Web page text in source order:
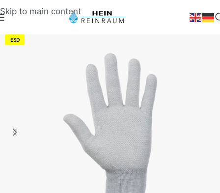
Skip to main content
ESD